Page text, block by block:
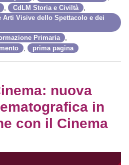
CdLM Storia e Civiltà
Arti Visive dello Spettacolo e dei
Primaria
prima pagina
nuova
in
con il Cinema